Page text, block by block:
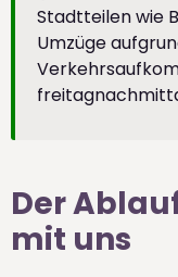
Stadtteilen wie
Umzüge
Der
mit uns